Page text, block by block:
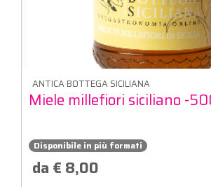
ANTICA BOTTEGA SICILIANA
Miele millefiori siciliano -
Disponibile in più formati
da € 8,00